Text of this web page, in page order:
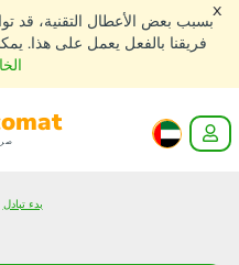
بسبب بعض الأعطال التقنية، قد
فريقنا بالفعل يعمل على هذا.
x
بدء تبادل